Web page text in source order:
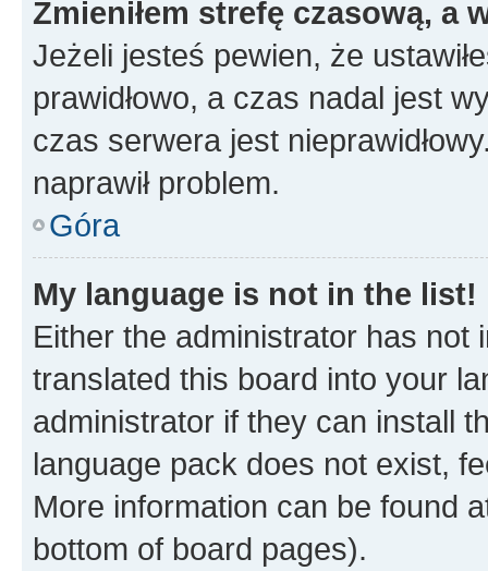
Zmieniłem strefę czasową, a
Jeżeli jesteś pewien, że
prawidłowo, a czas nadal jest
czas serwera jest
naprawił problem.
Góra
My language is not in the list!
Either the administrator has not
translated this board into your
administrator if they can install
language pack does not exist,
More information can be found
bottom of board pages).